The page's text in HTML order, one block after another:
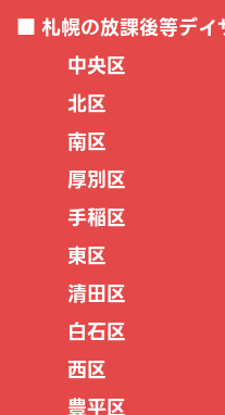
札幌の放課後等デ
中央区
北区
南区
厚別区
手稲区
東区
清田区
白石区
西区
豊平区